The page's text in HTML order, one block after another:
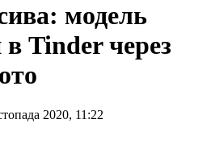
модель
в Tinder через
2020, 11:22